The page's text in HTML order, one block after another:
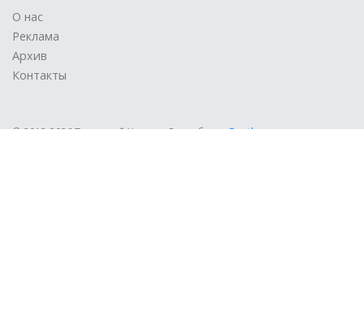
О нас
Реклама
Архив
Контакты
© 2013-2026 Типичный Херсон.РазработкаGeotlon.